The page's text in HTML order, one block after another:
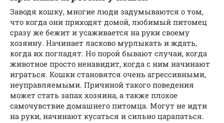
Заводя кошку, многие люди задумываются о том,
что когда они приходят домой, любимый питомец
сразу же бежит и усаживается на руки своему
хозяину. Начинает ласково мурлыкать и ждать,
когда их погладят. Но порой бывают случаи, когда
животное просто ненавидит, когда с ним начинают
играться. Кошки становятся очень агрессивными,
неуправляемыми. Причиной такого поведения
может стать запах хозяина, а также плохое
самочувствие домашнего питомца. Могут не идти
на руки, начинают кусаться и сильно царапаться.